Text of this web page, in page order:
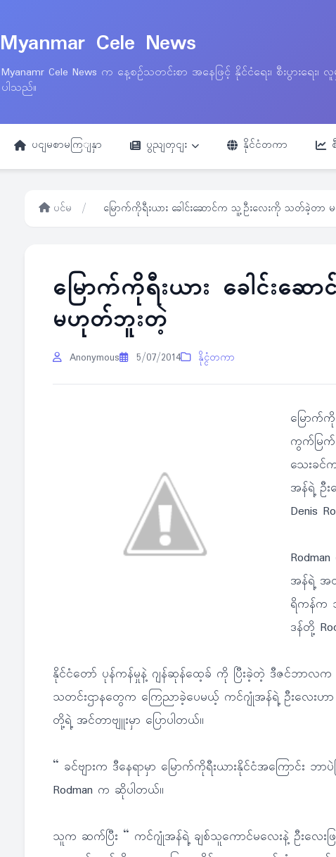
Myanmar Cele News
Myanamr Cele News က နေ့စဉ်သတင်းစာ အနေဖြင့် နိုင်ငံရေး၊ စီးပွား
ပါသည်။
ပငျမစာမကြျနှာ ပွညျတှငျး နိုင်ငံတကာ
ပင်မ / မြောက်ကိုရီးယား ခေါင်းဆောင်က သူ့ဦးလေးကို သတ်ခဲ့တ
မြောက်ကိုရီးယား ခေါင်း
မဟုတ်ဘူးတဲ့
Anonymous 5/07/2014 နိုင္ငံတကာ
မြောက်
ကွက်မြ
သေးခ
အန်ရဲ့ ဦ
Denis
အန်ရဲ့ အ
ရိကန်က
ဒန်တို့
နိုင်ငံတော် ပုန်ကန်မှုနဲ့ ဂျန်ဆုန်ထေ့ခ် ကို ပြီးခဲ့တဲ့ ဒီဇင်ဘာ
သတင်းဌာနတွေက ကြေညာခဲ့ပေမယ့် ကင်ဂျုံအန်ရဲ့ ဦးလေးဟာ
တို့ရဲ့ အင်တာဗျူးမှာ ပြောပါတယ်။
“ ခင်ဗျားက ဒီနေရာမှာ မြောက်ကိုရီးယားနိုင်ငံအကြောင်း
Rodman က ဆိုပါတယ်။
သူက ဆက်ပြီး “ ကင်ဂျုံအန်ရဲ့ ချစ်သူကောင်မလေးနဲ့ ဦး